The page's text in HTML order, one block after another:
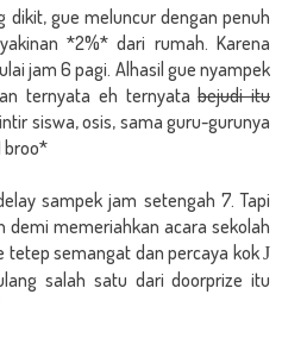
dikit, gue meluncur dengan penuh
*2%* dari rumah. Karena
jam 6 pagi. Alhasil gue nyampek
ternyata eh ternyatabejudi itu
siswa, osis, sama guru-gurunya
broo*
sampek jam setengah 7. Tapi
demi memeriahkan acara sekolah
tetep semangat dan percaya kokJ
salah satu dari doorprize itu